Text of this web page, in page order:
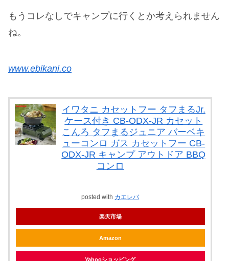
もうコレなしでキャンプに行くとか考えられません
ね。
www.ebikani.co
イワタニ カセットフー タフまるJr.
ケース付き CB-ODX-JR カセット
こんろ タフまるジュニア バーベキ
ューコンロ ガス カセットフー CB-
ODX-JR キャンプ アウトドア BBQ
コンロ
posted with カエレバ
楽天市場
Amazon
Yahooショッピング